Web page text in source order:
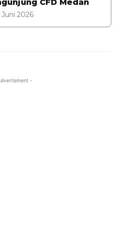
CFD Medan
Juni 2026
-